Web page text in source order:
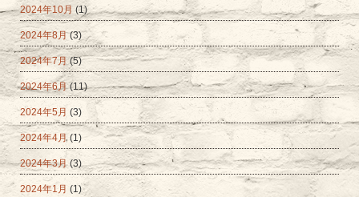
2024年10月 (1)
2024年8月(3)
2024年7月(5)
2024年6月(11)
2024年5月 (3)
2024年4月 (1)
2024年3月(3)
2024年1月 (1)